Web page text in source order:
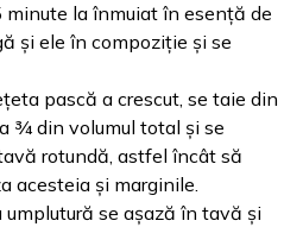
minute la înmuiat în esență de
și ele în compoziție și se
pască a crescut, se taie din
¾ din volumul total și se
rotundă, astfel încât să
acesteia și marginile.
se așază în tavă și